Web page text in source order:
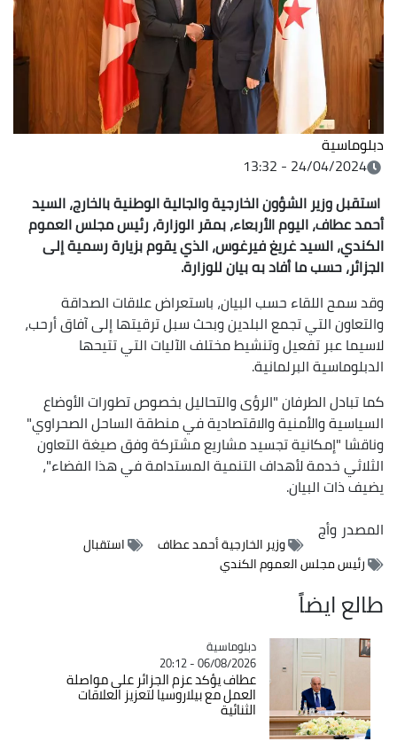
دبلوماسية
24/04/2024 - 13:32
استقبل وزير الشؤون الخارجية والجالية الوطنية بالخارج، السيد
أحمد عطاف، اليوم الأربعاء، بمقر الوزارة، رئيس مجلس العموم
الكندي، السيد غريغ فيرغوس، الذي يقوم بزيارة رسمية إلى
الجزائر، حسب ما أفاد به بيان للوزارة.
وقد سمح اللقاء حسب البيان، باستعراض علاقات الصداقة
والتعاون التي تجمع البلدين وبحث سبل ترقيتها إلى آفاق أرحب،
لاسيما عبر تفعيل وتنشيط مختلف الآليات التي تتيحها
الدبلوماسية البرلمانية.
كما تبادل الطرفان "الرؤى والتحاليل بخصوص تطورات الأوضاع
السياسية والأمنية والاقتصادية في منطقة الساحل الصحراوي"
وناقشا "إمكانية تجسيد مشاريع مشتركة وفق صيغة التعاون
الثلاثي خدمة لأهداف التنمية المستدامة في هذا الفضاء"،
يضيف ذات البيان.
المصدروأج
وزير الخارجية أحمد عطاف
استقبال
رئيس مجلس العموم الكندي
طالع ايضاً
Catégorie
دبلوماسية
06/08/2026 - 20:12
عطاف يؤكد عزم الجزائر على مواصلة
العمل مع بيلاروسيا لتعزيز العلاقات
الثنائية